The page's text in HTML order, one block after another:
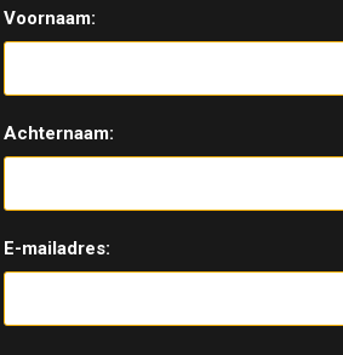
Voornaam:
Achternaam:
E-mailadres: